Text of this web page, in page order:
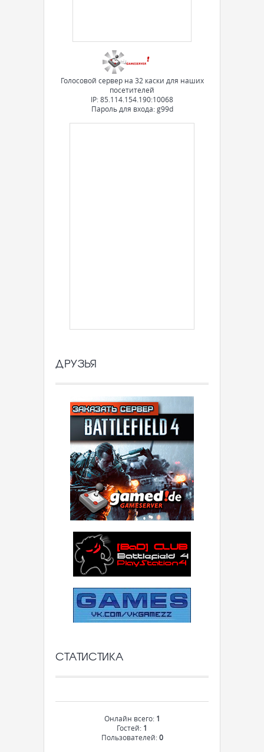
Голосовой сервер на 32 каски для наших
посетителей
IP: 85.114.154.190:10068
Пароль для входа: g99d
ДРУЗЬЯ
СТАТИСТИКА
Онлайн всего: 1
Гостей: 1
Пользователей:0